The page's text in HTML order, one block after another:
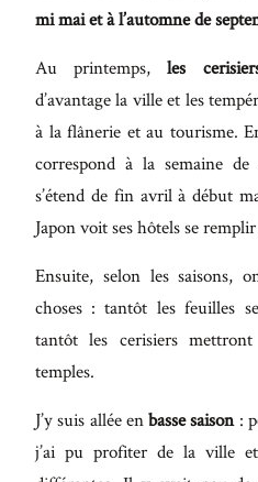
mi mai et à l’automne de
Au printemps,les
d’avantage la ville et les
à la flânerie et au tourisme.
correspond à la semaine de
s’étend de fin avril à début
Japon voit ses hôtels se
Ensuite, selon les saisons,
choses : tantôt les feuilles
tantôt les cerisiers
temples.
J’y suis allée enbasse saison:
j’ai pu profiter de la ville